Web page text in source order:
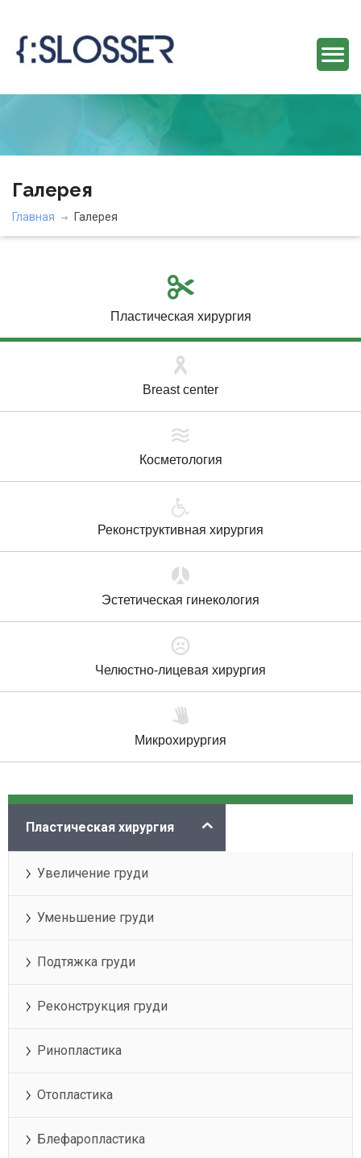
Галерея
Главная Галерея
Пластическая хирургия
Breast center
Косметология
Реконструктивная хирургия
Эстетическая гинекология
Челюстно-лицевая хирургия
Микрохирургия
Категории
Пластическая хирургия
Увеличение груди
Уменьшение груди
Подтяжка груди
Реконструкция груди
Ринопластика
Отопластика
Блефаропластика